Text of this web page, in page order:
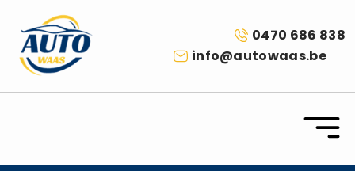
0470 686 838
info@autowaas.be